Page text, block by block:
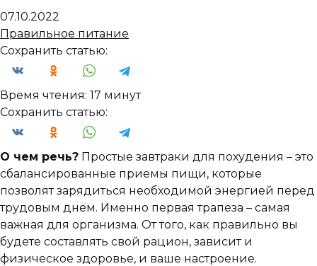
07.10.2022
Правильное питание
Сохранить статью:
Время чтения: 17 минут
Сохранить статью:
О чем речь? Простые завтраки для похудения – это
сбалансированные приемы пищи, которые
позволят зарядиться необходимой энергией перед
трудовым днем. Именно первая трапеза – самая
важная для организма. От того, как правильно вы
будете составлять свой рацион, зависит и
физическое здоровье, и ваше настроение.